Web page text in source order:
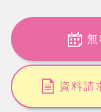
資料請